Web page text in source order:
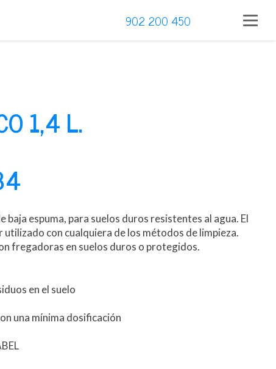
902 200 450
1,4 L.
baja espuma, para suelos duros resistentes al agua. El
utilizado con cualquiera de los métodos de limpieza.
fregadoras en suelos duros o protegidos.
en el suelo
una mínima dosificación